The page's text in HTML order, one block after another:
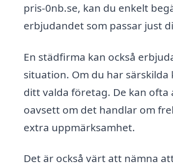
pris-0nb.se, kan du enkelt
erbjudandet som passar just
En städfirma kan också
situation. Om du har
ditt valda företag. De kan
oavsett om det handlar om
extra uppmärksamhet.
Det är också värt att nämna